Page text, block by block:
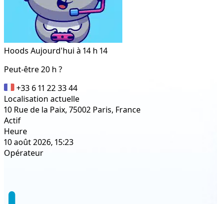
Hoods Aujourd'hui à 14 h 14
Peut-être 20 h ?
+33 6 11 22 33 44
Localisation actuelle
10 Rue de la Paix, 75002 Paris, France
Actif
Heure
10 août 2026, 15:23
Opérateur